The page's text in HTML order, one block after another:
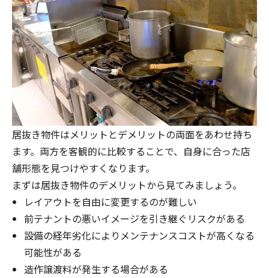
居抜き物件はメリットとデメリットの両面をあわせ持ち
ます。両方を客観的に比較することで、自身に合った店
舗形態を見つけやすくなります。
まずは居抜き物件のデメリットから見てみましょう。
レイアウトを自由に変更するのが難しい
前テナントの悪いイメージを引き継ぐリスクがある
設備の経年劣化によりメンテナンスコストが高くなる
可能性がある
造作譲渡料が発生する場合がある